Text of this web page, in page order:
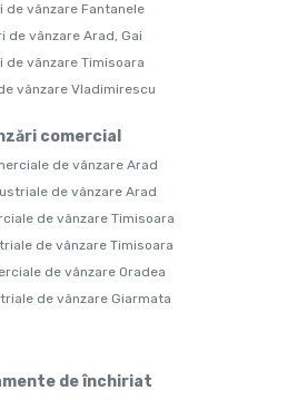
de vânzare Fantanele
de vânzare Arad, Gai
de vânzare Timisoara
vânzare Vladimirescu
comercial
de vânzare Arad
de vânzare Arad
de vânzare Timisoara
de vânzare Timisoara
de vânzare Oradea
de vânzare Giarmata
de închiriat